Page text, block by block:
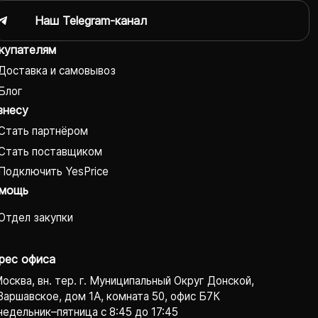
и самовывоз
партнёром
поставщиком
YesPrice
закупки
офиса
вн. тер. г. Муниципальный Округ Донской,
дом 1А, комната 50, офис Б7К
с 8:45 до 17:45
Наш Telegram-канал